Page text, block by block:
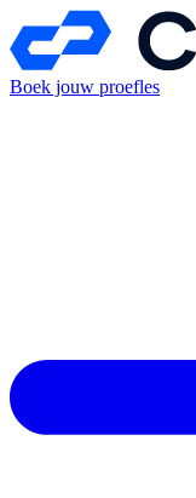
Boek jouw proefles